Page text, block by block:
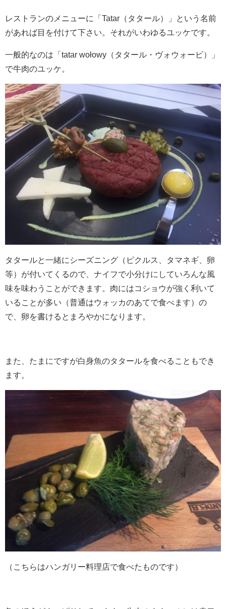
レストランのメニューに「Tatar（タタール）」という名前
があれば目を付けて下さい。それがいわゆるユッケです。
一般的なのは「tatar wołowy（タタール・ヴォウォービ）」
で牛肉のユッケ。
タタールと一緒にシーズニング（ピクルス、タマネギ、卵
等）が付いてくるので、ナイフで小分けにしていろんな風
味を味わうことができます。肉にはコショウが強く利いて
いることが多い（普通はウォッカのあてで食べます）の
で、卵を書けるとまろやかになります。
また、たまにですが白身魚のタタールを食べることもでき
ます。
（こちらはハンガリー料理店で食べたものです）